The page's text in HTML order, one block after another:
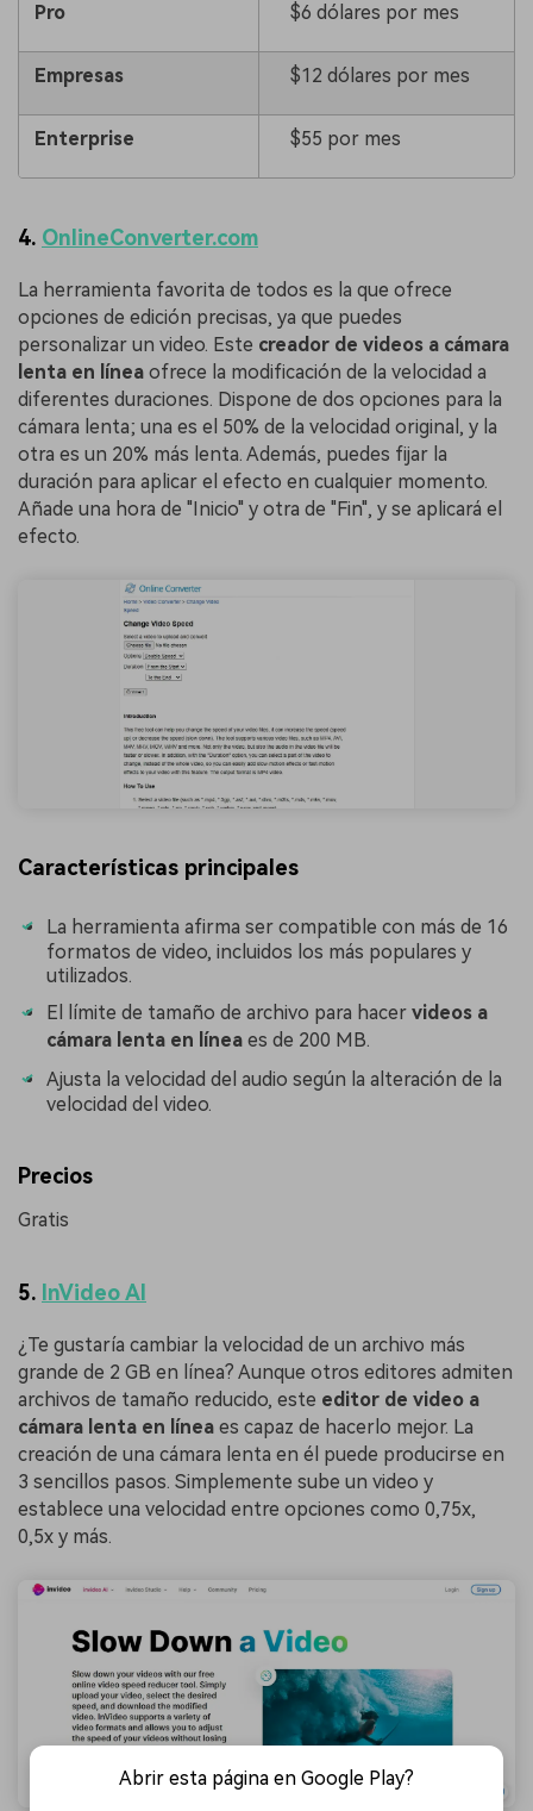
Pro $6 dólares por mes
Empresas $12 dólares por mes
Enterprise $55 por mes
4. OnlineConverter.com
La herramienta favorita de todos es la que ofrece
opciones de edición precisas, ya que puedes
personalizar un video. Este creador de videos a cámara
lenta en línea ofrece la modificación de la velocidad a
diferentes duraciones. Dispone de dos opciones para la
cámara lenta; una es el 50% de la velocidad original, y la
otra es un 20% más lenta. Además, puedes fijar la
duración para aplicar el efecto en cualquier momento.
Añade una hora de "Inicio" y otra de "Fin", y se aplicará el
efecto.
Características principales
La herramienta afirma ser compatible con más de 16
formatos de video, incluidos los más populares y
utilizados.
󠀰El límite de tamaño de archivo para hacer videos a
cámara lenta en línea es de 200 MB.
Ajusta la velocidad del audio según la alteración de la
velocidad del video.
Precios
Gratis
5. InVideo AI
¿Te gustaría cambiar la velocidad de un archivo más
grande de 2 GB en línea? Aunque otros editores admiten
archivos de tamaño reducido, este editor de video a
cámara lenta en línea es capaz de hacerlo mejor. La
creación de una cámara lenta en él puede producirse en
3 sencillos pasos. Simplemente sube un video y
establece una velocidad entre opciones como 0,75x,
0,5x y más.
Abrir esta página en Google Play?